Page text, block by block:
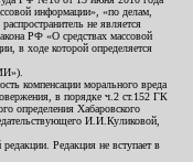
информации», «по делам,
не является
РФ «О средствах массовой
в ходе которой определяется
компенсации морального вреда
в порядке ч.2 ст.152 ГК
определения Хабаровского
И.И.Куликовой,
Редакция не вступает в